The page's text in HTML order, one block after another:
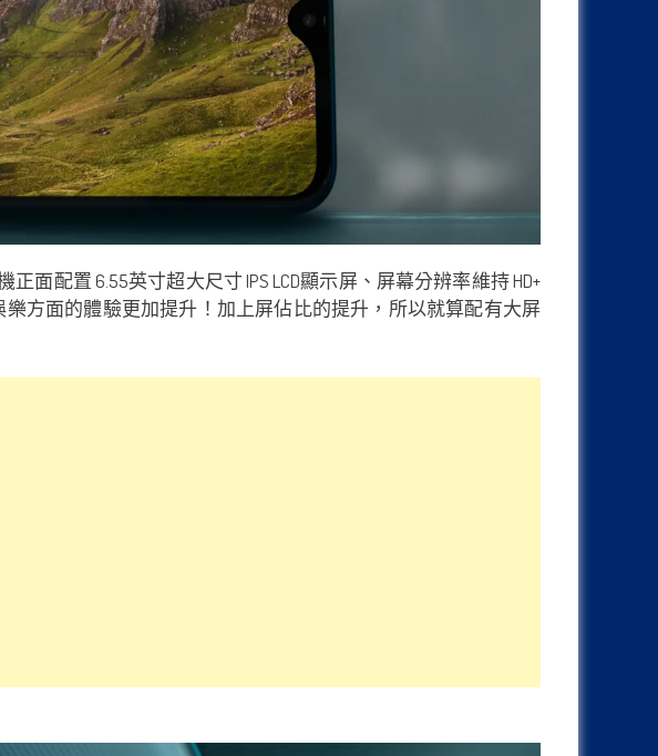
面配置 6.55英寸超大尺寸 IPS LCD顯示屏、屏幕分辨率維持 HD+
方面的體驗更加提升！加上屏佔比的提升，所以就算配有大屏